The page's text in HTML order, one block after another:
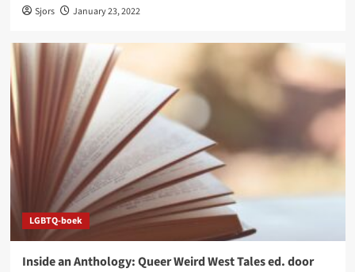
Sjors January 23, 2022
LGBTQ-boek
Inside an Anthology: Queer Weird West Tales ed. door